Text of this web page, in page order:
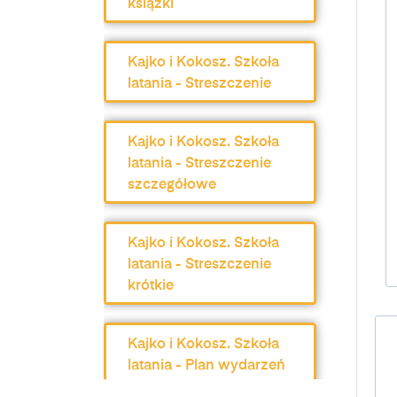
książki
Kajko i Kokosz. Szkoła
latania - Streszczenie
Kajko i Kokosz. Szkoła
latania - Streszczenie
szczegółowe
Kajko i Kokosz. Szkoła
latania - Streszczenie
krótkie
Kajko i Kokosz. Szkoła
latania - Plan wydarzeń